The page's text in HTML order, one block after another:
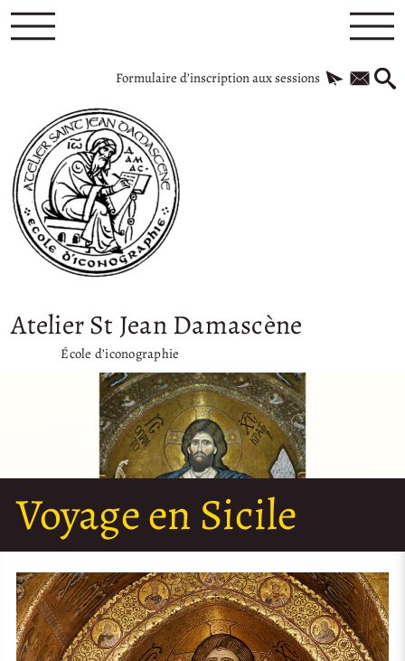
Formulaire d’inscription aux sessions
Atelier St Jean Damascène
École d’iconographie
Voyage en Sicile